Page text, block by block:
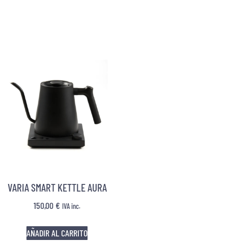
VARIA SMART KETTLE AURA
150,00€ IVA inc.
AÑADIR AL CARRITO